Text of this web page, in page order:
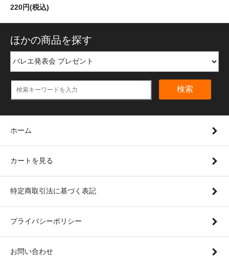
220円(税込)
ほかの商品を探す
検索
ホーム
カートを見る
特定商取引法に基づく表記
プライバシーポリシー
お問い合わせ